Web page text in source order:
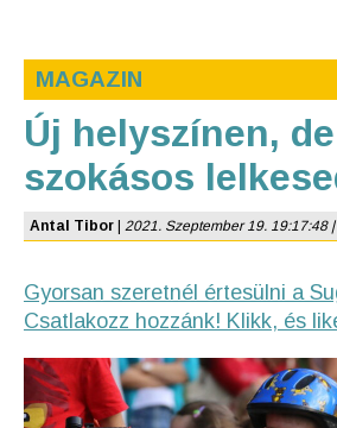
MAGAZIN
Új helyszínen,
szokásos
Antal Tibor 2021. Szeptember 19. 19:17:48
Gyorsan szeretnél értesülni a
Csatlakozz hozzánk! Klikk, és